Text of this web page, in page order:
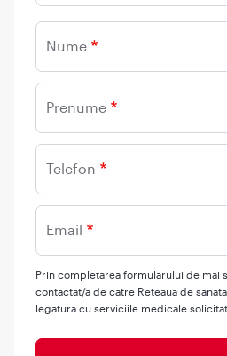
Nume
Prenume
Telefon
Email
Prin completarea formularului de mai
contactat/a de catre Reteaua de
legatura cu serviciile medicale